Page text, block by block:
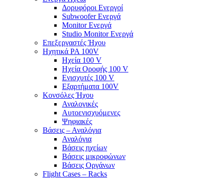
Δορυφόροι Ενεργοί
Subwoofer Ενεργά
Monitor Ενεργά
Studio Monitor Ενεργά
Επεξεργαστές Ήχου
Ηχητικά PA 100V
Ηχεία 100 V
Ηχεία Οροφής 100 V
Ενισχυτές 100 V
Εξαρτήματα 100V
Κονσόλες Ήχου
Αναλογικές
Αυτοενισχυόμενες
Ψηφιακές
Βάσεις – Αναλόγια
Αναλόγια
Βάσεις ηχείων
Βάσεις μικροφώνων
Βάσεις Οργάνων
Flight Cases – Racks